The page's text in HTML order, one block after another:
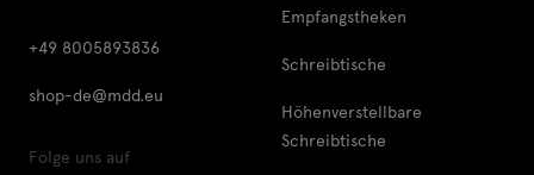
+49 8005893836
shop-de@mdd.eu
Folge uns auf
Empfangstheken
Schreibtische
Höhenverstellbare
Schreibtische